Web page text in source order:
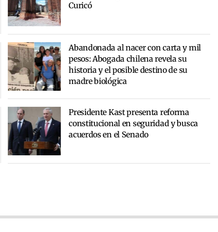
Curicó
Abandonada al nacer con carta y mil
pesos: Abogada chilena revela su
historia y el posible destino de su
madre biológica
Presidente Kast presenta reforma
constitucional en seguridad y busca
acuerdos en el Senado